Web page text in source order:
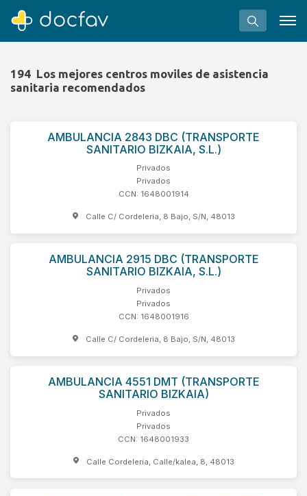
Software para clínicas
Soporte
¿Eres un doctor?
194 Los mejores centros moviles de asistencia
sanitaria recomendados
AMBULANCIA 2843 DBC (TRANSPORTE
SANITARIO BIZKAIA, S.L.)
Privados
Privados
CCN: 1648001914
Calle C/ Cordeleria, 8 Bajo, S/N, 48013
AMBULANCIA 2915 DBC (TRANSPORTE
SANITARIO BIZKAIA, S.L.)
Privados
Privados
CCN: 1648001916
Calle C/ Cordeleria, 8 Bajo, S/N, 48013
AMBULANCIA 4551 DMT (TRANSPORTE
SANITARIO BIZKAIA)
Privados
Privados
CCN: 1648001933
Calle Cordeleria, Calle/kalea, 8, 48013